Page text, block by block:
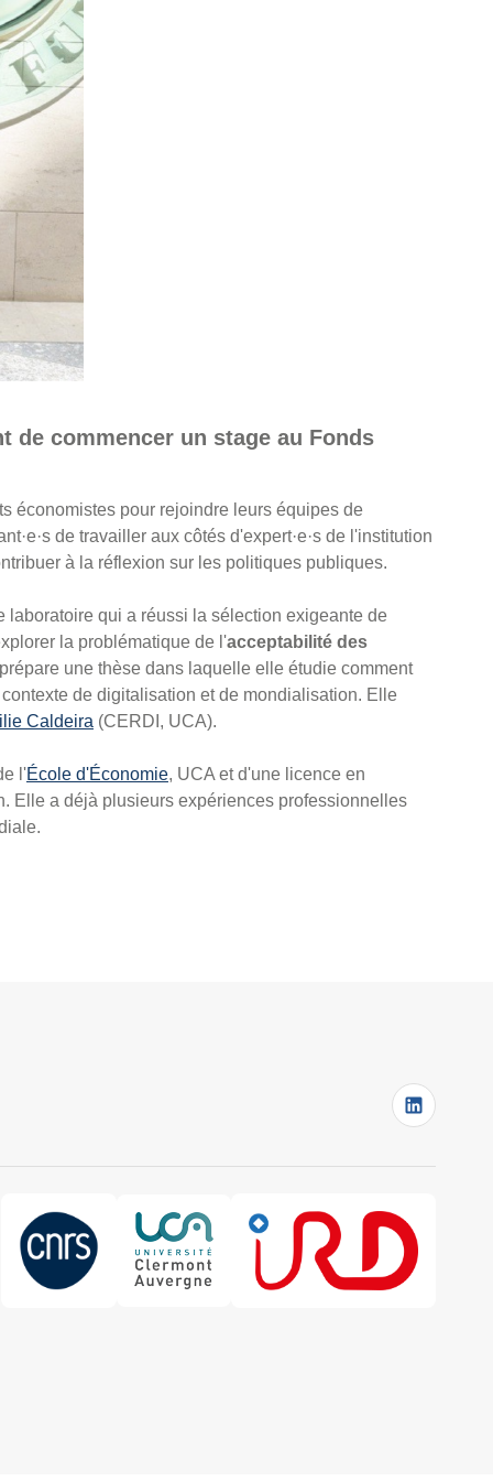
de commencer un stage au Fonds
économistes pour rejoindre leurs équipes de
de travailler aux côtés d'expert·e·s de l'institution
à la réflexion sur les politiques publiques.
laboratoire qui a réussi la sélection exigeante de
la problématique de l'acceptabilité des
une thèse dans laquelle elle étudie comment
de digitalisation et de mondialisation. Elle
Caldeira (CERDI, UCA).
l'École d'Économie, UCA et d'une licence en
Elle a déjà plusieurs expériences professionnelles